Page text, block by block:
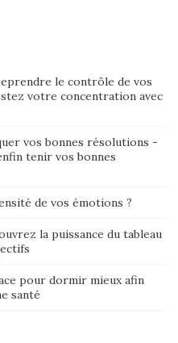
le contrôle de vos
votre concentration avec
vos bonnes résolutions -
tenir vos bonnes
de vos émotions ?
la puissance du tableau
pour dormir mieux afin
santé